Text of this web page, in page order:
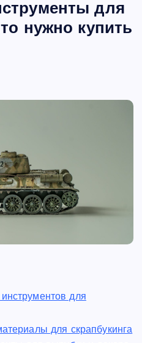
для
нужно купить
для
для скрапбукинга